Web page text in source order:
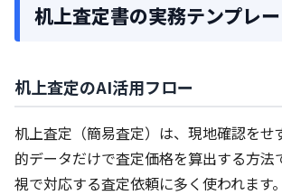
机上査定書の実務テンプレ
机上査定のAI活用フロー
机上査定（簡易査定）は、現地確認をせ
的データだけで査定価格を算出する方法
視で対応する査定依頼に多く使われます。